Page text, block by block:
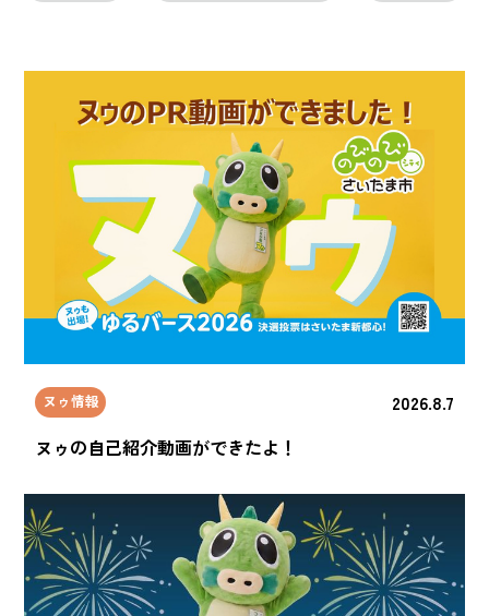
さいたまスゴい！
ヌゥの部屋
行ってみる？
ヌゥ情報
2026.8.7
ヌゥの自己紹介動画ができたよ！